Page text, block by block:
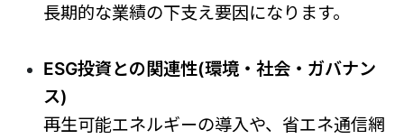
長期的な業績の下支え要因になります。
ESG投資との関連性(環境・社会・ガバナン
ス)
再生可能エネルギーの導入や、省エネ通信網